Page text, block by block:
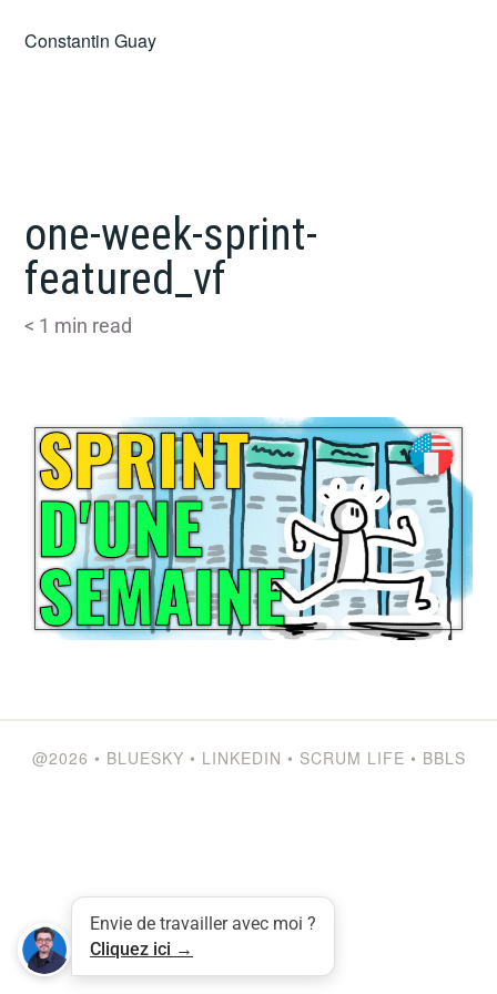
Constantin Guay
one-week-sprint-
featured_vf
< 1 min read
@2026 • BLUESKY • LINKEDIN • SCRUM LIFE • BBLS
Envie de travailler avec moi ?
Cliquez ici →
Share this selection
Tweet